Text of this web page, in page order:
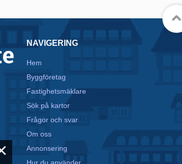
NAVIGERING
Hem
Byggföretag
Fastighetsmäklare
Sök på kartor
Frågor och svar
Om oss
Annonsering
Hur du använder